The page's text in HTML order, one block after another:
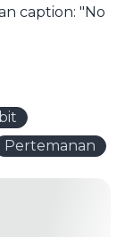
caption: "No
Pertemanan